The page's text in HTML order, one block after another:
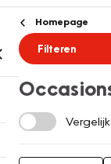
Homepage
Filteren